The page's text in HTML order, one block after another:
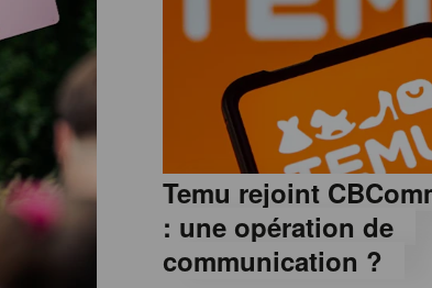
Temu rejoint
: une opération de
communication ?